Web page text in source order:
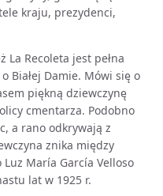
kraju, prezydenci,
La Recoleta jest pełna
Białej Damie. Mówi się o
piękną dziewczynę
cmentarza. Podobno
a rano odkrywają z
znika między
María García Velloso
lat w 1925 r.